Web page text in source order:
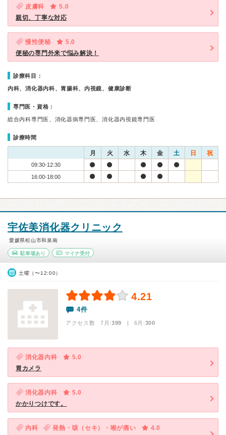
皮膚科
5.0
親切、丁寧な対応
慢性便秘
5.0
便秘の専門外来で悩み解決！
診療科目：
内科、消化器内科、胃腸科、内視鏡、健康診断
専門医・資格：
総合内科専門医、消化器病専門医、消化器内視鏡専門医
診療時間
月 火 水 木 金 土 日 祝
09:30-12:30
16:00-18:00
宇佐美消化器クリニック
愛媛県松山市和泉南
駐車場あり マイナ受付
土曜（〜12:00）
4.21
4件
アクセス数 7月:399 | 6月:300
消化器内科
5.0
胃カメラ
消化器内科
5.0
かかりつけです。
内科 発熱・咳（セキ）・喉が痛い
4.0